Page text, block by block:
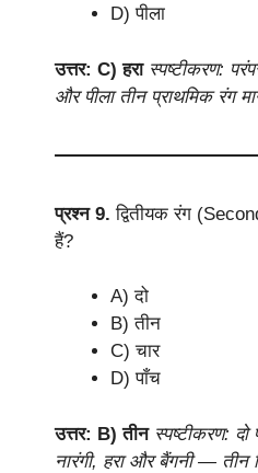
D) पीला
उत्तर: C) हरा स्पष्टीकरण:
और पीला तीन प्राथमिक रंग
प्रश्न 9. द्वितीयक रंग
हैं?
A) दो
B) तीन
C) चार
D) पाँच
उत्तर: B) तीन स्पष्टीकरण: दो
नारंगी, हरा और बैंगनी — तीन